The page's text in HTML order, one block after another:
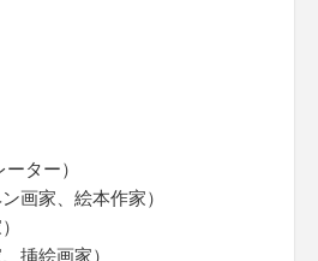
ター）
画家、絵本作家）
挿絵画家）